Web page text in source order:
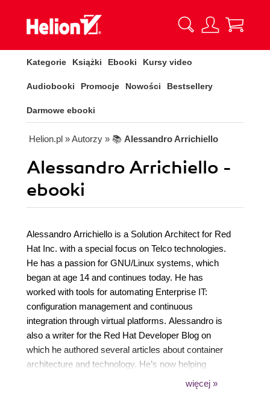
Kategorie Książki Ebooki Kursy video
Audiobooki Promocje Nowości Bestsellery
Darmowe ebooki
Helion.pl » Autorzy » 📚 Alessandro Arrichiello
Alessandro Arrichiello -
ebooki
Alessandro Arrichiello is a Solution Architect for Red
Hat Inc. with a special focus on Telco technologies.
He has a passion for GNU/Linux systems, which
began at age 14 and continues today. He has
worked with tools for automating Enterprise IT:
configuration management and continuous
integration through virtual platforms. Alessandro is
also a writer for the Red Hat Developer Blog on
which he authored several articles about container
architecture and technology. He’s now helping
telecommunication customers on adopting container
więcej »